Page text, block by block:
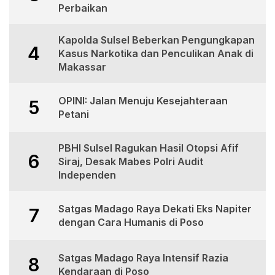
Perbaikan
4
Kapolda Sulsel Beberkan Pengungkapan
Kasus Narkotika dan Penculikan Anak di
Makassar
5
OPINI: Jalan Menuju Kesejahteraan
Petani
6
PBHI Sulsel Ragukan Hasil Otopsi Afif
Siraj, Desak Mabes Polri Audit
Independen
7
Satgas Madago Raya Dekati Eks Napiter
dengan Cara Humanis di Poso
8
Satgas Madago Raya Intensif Razia
Kendaraan di Poso